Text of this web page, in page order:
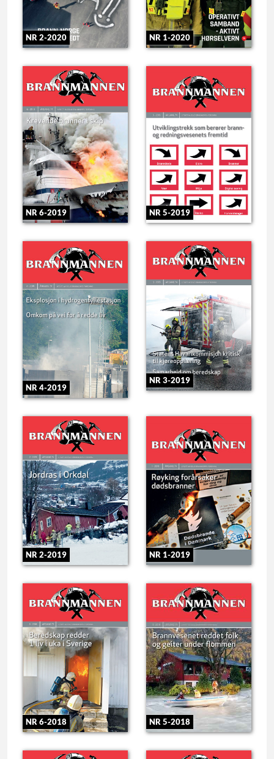
NR 2-2020 NR 1-2020
NR 6-2019 NR 5-2019
NR 4-2019
NR 3-2019
NR 2-2019 NR 1-2019
NR 6-2018 NR 5-2018